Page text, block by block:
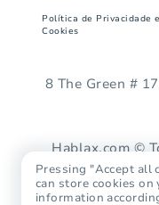
Política de Privacidade e
Cookies
8 The Green #
Hablax.com ©
Pressing "Accept all
can store cookies on
information